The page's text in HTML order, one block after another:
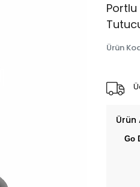
Portlu
Ürün
Ürün
Go